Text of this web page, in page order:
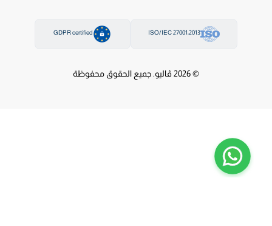
ISO/IEC 27001:2013
GDPR certified
© 2026 ڤاليو. جميع الحقوق محفوظة